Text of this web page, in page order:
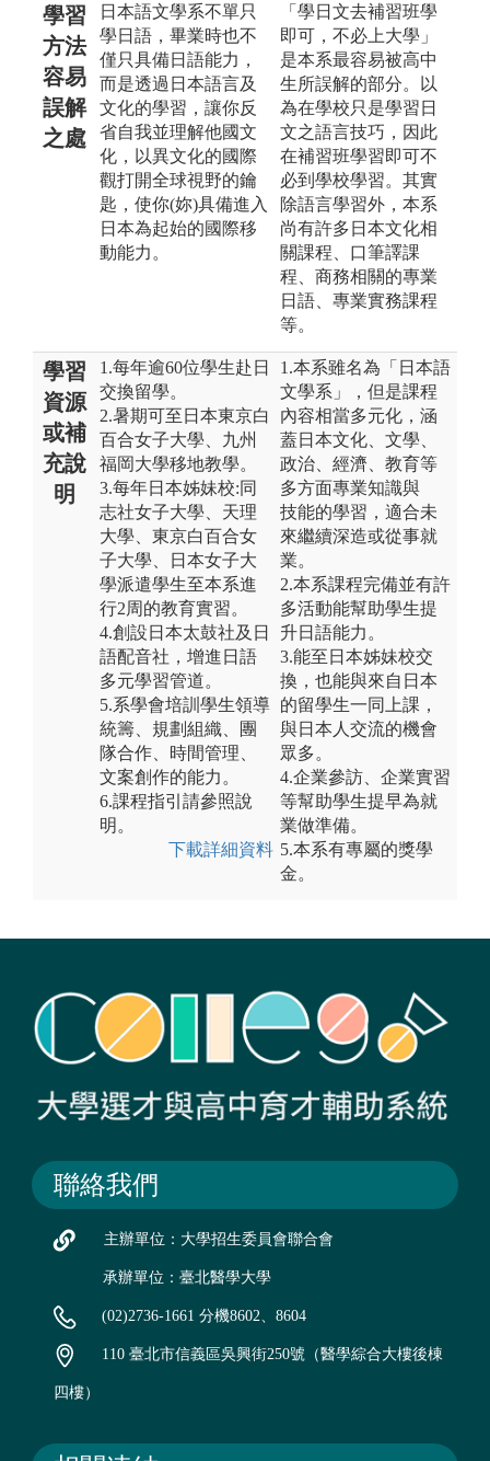
學習
方法
容易
誤解
之處
日本語文學系不單只
學日語，畢業時也不
僅只具備日語能力，
而是透過日本語言及
文化的學習，讓你反
省自我並理解他國文
化，以異文化的國際
觀打開全球視野的鑰
匙，使你(妳)具備進入
日本為起始的國際移
動能力。
「學日文去補習班學
即可，不必上大學」
是本系最容易被高中
生所誤解的部分。以
為在學校只是學習日
文之語言技巧，因此
在補習班學習即可不
必到學校學習。其實
除語言學習外，本系
尚有許多日本文化相
關課程、口筆譯課
程、商務相關的專業
日語、專業實務課程
等。
學習
資源
或補
充說
明
1.每年逾60位學生赴日
交換留學。
2.暑期可至日本東京白
百合女子大學、九州
福岡大學移地教學。
3.每年日本姊妹校:同
志社女子大學、天理
大學、東京白百合女
子大學、日本女子大
學派遣學生至本系進
行2周的教育實習。
4.創設日本太鼓社及日
語配音社，增進日語
多元學習管道。
5.系學會培訓學生領導
統籌、規劃組織、團
隊合作、時間管理、
文案創作的能力。
6.課程指引請參照說
明。
下載詳細資料
1.本系雖名為「日本語
文學系」，但是課程
內容相當多元化，涵
蓋日本文化、文學、
政治、經濟、教育等
多方面專業知識與
技能的學習，適合未
來繼續深造或從事就
業。
2.本系課程完備並有許
多活動能幫助學生提
升日語能力。
3.能至日本姊妹校交
換，也能與來自日本
的留學生一同上課，
與日本人交流的機會
眾多。
4.企業參訪、企業實習
等幫助學生提早為就
業做準備。
5.本系有專屬的獎學
金。
聯絡我們
主辦單位：大學招生委員會聯合會
承辦單位：臺北醫學大學
(02)2736-1661 分機8602、8604
110 臺北市信義區吳興街250號（醫學綜合大樓後棟
四樓）